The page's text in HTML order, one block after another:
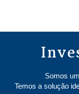
Somos
Temos a solução